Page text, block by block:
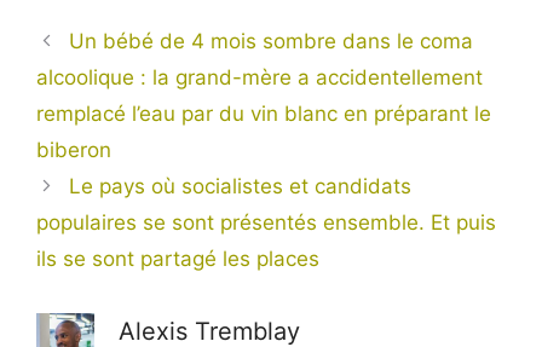
Un bébé de 4 mois sombre dans le coma
alcoolique : la grand-mère a accidentellement
remplacé l’eau par du vin blanc en préparant le
biberon
Le pays où socialistes et candidats
populaires se sont présentés ensemble. Et puis
ils se sont partagé les places
Alexis Tremblay